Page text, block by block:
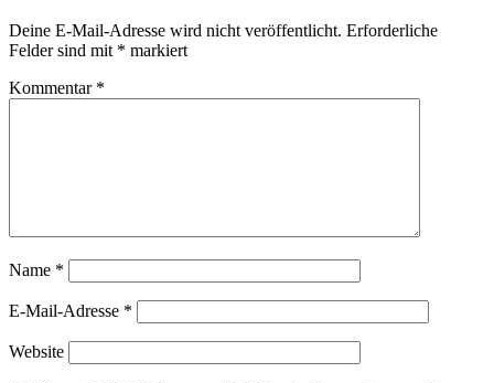
Deine E-Mail-Adresse wird nicht veröffentlicht. Erforderliche
Felder sind mit * markiert
Kommentar *
Name *
E-Mail-Adresse *
Website